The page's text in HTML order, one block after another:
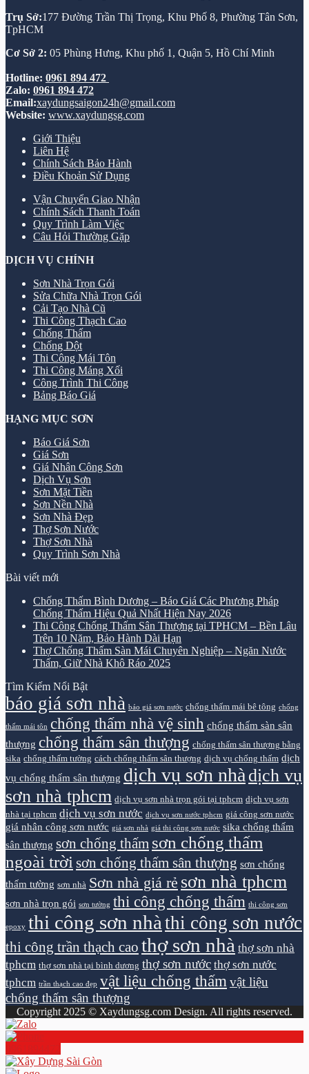
Trụ Sở:177 Đường Trần Thị Trọng, Khu Phố 8, Phường Tân Sơn,
TpHCM
Cơ Sở 2: 05 Phùng Hưng, Khu phố 1, Quận 5, Hồ Chí Minh
Hotline: 0961 894 472
Zalo: 0961 894 472
Email:xaydungsaigon24h@gmail.com
Website: www.xaydungsg.com
Giới Thiệu
Liên Hệ
Chính Sách Bảo Hành
Điều Khoản Sử Dụng
Vận Chuyển Giao Nhận
Chính Sách Thanh Toán
Quy Trình Làm Việc
Câu Hỏi Thường Gặp
DỊCH VỤ CHÍNH
Sơn Nhà Trọn Gói
Sửa Chữa Nhà Trọn Gói
Cải Tạo Nhà Cũ
Thi Công Thạch Cao
Chống Thấm
Chống Dột
Thi Công Mái Tôn
Thi Công Máng Xối
Công Trình Thi Công
Bảng Báo Giá
HẠNG MỤC SƠN
Báo Giá Sơn
Giá Sơn
Giá Nhân Công Sơn
Dịch Vụ Sơn
Sơn Mặt Tiền
Sơn Nền Nhà
Sơn Nhà Đẹp
Thợ Sơn Nước
Thợ Sơn Nhà
Quy Trình Sơn Nhà
Bài viết mới
Chống Thấm Bình Dương – Báo Giá Các Phương Pháp
Chống Thấm Hiệu Quả Nhất Hiện Nay 2026
Thi Công Chống Thấm Sân Thượng tại TPHCM – Bền Lâu
Trên 10 Năm, Bảo Hành Dài Hạn
Thợ Chống Thấm Sàn Mái Chuyên Nghiệp – Ngăn Nước
Thấm, Giữ Nhà Khô Ráo 2025
Tìm Kiếm Nổi Bật
báo giá sơn nhà báo giá sơn nước chống thấm mái bê tông chống
thấm mái tôn chống thấm nhà vệ sinh chống thấm sàn sân
thượng chống thấm sân thượng chống thấm sân thượng bằng
sika chống thấm tường cách chống thấm sân thượng dịch vụ chống thấm dịch
vụ chống thấm sân thượng dịch vụ sơn nhà dịch vụ
sơn nhà tphcm dịch vụ sơn nhà trọn gói tại tphcm dịch vụ sơn
nhà tại tphcm dịch vụ sơn nước dịch vụ sơn nước tphcm giá công sơn nước
giá nhân công sơn nước giá sơn nhà giá thi công sơn nước sika chống thấm
sân thượng sơn chống thấm sơn chống thấm
ngoài trời sơn chống thấm sân thượng sơn chống
thấm tường sơn nhà Sơn nhà giá rẻ sơn nhà tphcm
sơn nhà trọn gói sơn tường thi công chống thấm thi công sơn
epoxy thi công sơn nhà thi công sơn nước
thi công trần thạch cao thợ sơn nhà thợ sơn nhà
tphcm thợ sơn nhà tại bình dương thợ sơn nước thợ sơn nước
tphcm trần thạch cao đẹp vật liệu chống thấm vật liệu
chống thấm sân thượng
Copyright 2025 © Xaydungsg.com Design. All rights reserved.